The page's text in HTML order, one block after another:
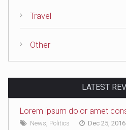
Travel
Other
LATEST
Lorem ipsum dolor amet
News Politics Dec 25, 2016